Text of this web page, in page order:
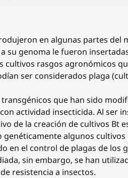
en algunas partes
su genoma le fueron
rasgos agronómicos
ser considerados plaga
que han sido
actividad insecticida. Al ser
de la creación de cultivos
genéticamente algunos
en el control de plagas de
sin embargo, se han
resistencia a insectos.